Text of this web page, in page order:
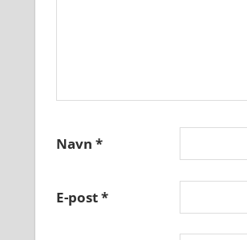
Navn *
E-post*